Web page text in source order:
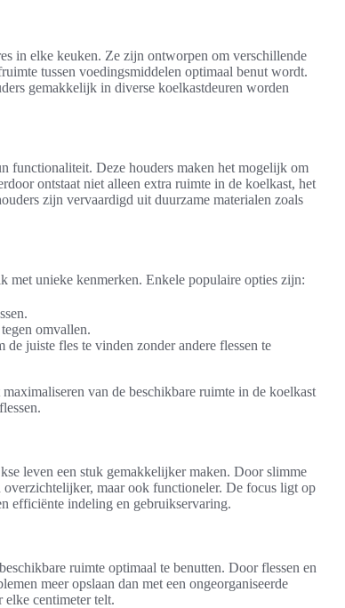
in elke keuken. Ze zijn ontworpen om verschillende
tussen voedingsmiddelen optimaal benut wordt.
gemakkelijk in diverse koelkastdeuren worden
functionaliteit. Deze houders maken het mogelijk om
ontstaat niet alleen extra ruimte in de koelkast, het
zijn vervaardigd uit duurzame materialen zoals
met unieke kenmerken. Enkele populaire opties zijn:
omvallen.
juiste fles te vinden zonder andere flessen te
van de beschikbare ruimte in de koelkast
leven een stuk gemakkelijker maken. Door slimme
maar ook functioneler. De focus ligt op
efficiënte indeling en gebruikservaring.
ruimte optimaal te benutten. Door flessen en
meer opslaan dan met een ongeorganiseerde
centimeter telt.